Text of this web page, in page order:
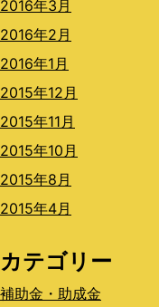
2016年3月
2016年2月
2016年1月
2015年12月
2015年11月
2015年10月
2015年8月
2015年4月
カテゴリー
補助金・助成金